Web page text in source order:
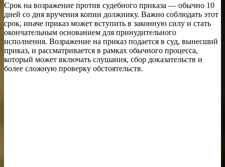
Срок на возражение против судебного приказа — обычно 10
дней со дня вручения копии должнику. Важно соблюдать этот
срок, иначе приказ может вступить в законную силу и стать
окончательным основанием для принудительного
исполнения. Возражение на приказ подается в суд, вынесший
приказ, и рассматривается в рамках обычного процесса,
который может включать слушания, сбор доказательств и
более сложную проверку обстоятельств.